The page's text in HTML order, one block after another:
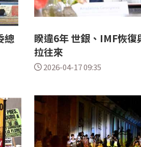
總
睽違6年 世銀、IMF恢復
拉往來
2026-04-17 09:35